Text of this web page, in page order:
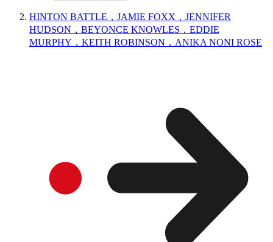
HINTON BATTLE，JAMIE FOXX，JENNIFER
HUDSON，BEYONCE KNOWLES，EDDIE
MURPHY，KEITH ROBINSON，ANIKA NONI ROSE